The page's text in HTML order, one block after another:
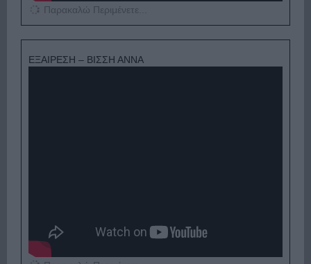
Παρακαλώ Περιμένετε...
ΕΞΑΙΡΕΣΗ – ΒΙΣΣΗ ΑΝΝΑ